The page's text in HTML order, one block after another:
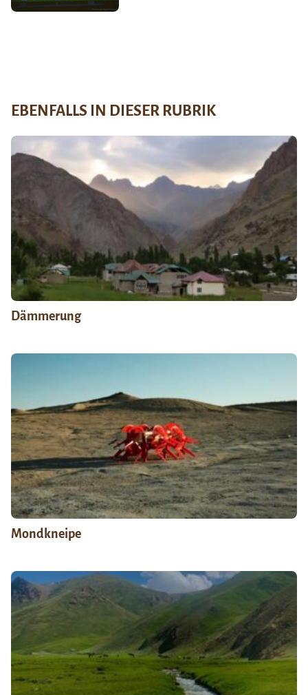
EBENFALLS IN DIESER RUBRIK
Dämmerung
Mondkneipe